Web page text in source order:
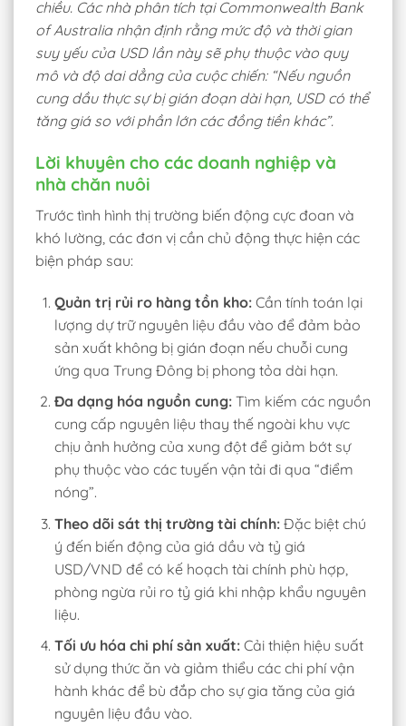
chiều. Các nhà phân tích tại Commonwealth Bank
of Australia nhận định rằng mức độ và thời gian
suy yếu của USD lần này sẽ phụ thuộc vào quy
mô và độ dai dẳng của cuộc chiến: “Nếu nguồn
cung dầu thực sự bị gián đoạn dài hạn, USD có thể
tăng giá so với phần lớn các đồng tiền khác”.
Lời khuyên cho các doanh nghiệp và
nhà chăn nuôi
Trước tình hình thị trường biến động cực đoan và
khó lường, các đơn vị cần chủ động thực hiện các
biện pháp sau:
Quản trị rủi ro hàng tồn kho:Cần tính toán lại
lượng dự trữ nguyên liệu đầu vào để đảm bảo
sản xuất không bị gián đoạn nếu chuỗi cung
ứng qua Trung Đông bị phong tỏa dài hạn.
Đa dạng hóa nguồn cung:Tìm kiếm các nguồn
cung cấp nguyên liệu thay thế ngoài khu vực
chịu ảnh hưởng của xung đột để giảm bớt sự
phụ thuộc vào các tuyến vận tải đi qua “điểm
nóng”.
Theo dõi sát thị trường tài chính:Đặc biệt chú
ý đến biến động của giá dầu và tỷ giá
USD/VND để có kế hoạch tài chính phù hợp,
phòng ngừa rủi ro tỷ giá khi nhập khẩu nguyên
liệu.
Tối ưu hóa chi phí sản xuất:Cải thiện hiệu suất
sử dụng thức ăn và giảm thiểu các chi phí vận
hành khác để bù đắp cho sự gia tăng của giá
nguyên liệu đầu vào.